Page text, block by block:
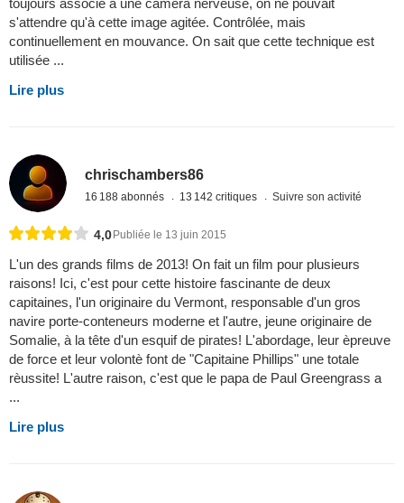
s'attendre qu'à cette image agitée. Contrôlée, mais
continuellement en mouvance. On sait que cette technique est
utilisée ...
Lire plus
chrischambers86
16 188 abonnés 13 142 critiques Suivre son activité
4,0 Publiée le 13 juin 2015
L'un des grands films de 2013! On fait un film pour plusieurs
raisons! Ici, c'est pour cette histoire fascinante de deux
capitaines, l'un originaire du Vermont, responsable d'un gros
navire porte-conteneurs moderne et l'autre, jeune originaire de
Somalie, à la tête d'un esquif de pirates! L'abordage, leur èpreuve
de force et leur volontè font de "Capitaine Phillips" une totale
rèussite! L'autre raison, c'est que le papa de Paul Greengrass a
...
Lire plus